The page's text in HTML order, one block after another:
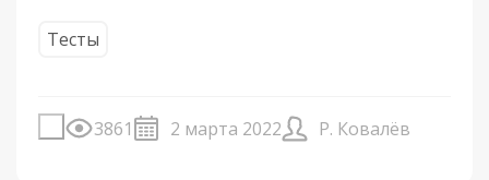
Тесты
3861 2 марта 2022 Р. Ковалёв